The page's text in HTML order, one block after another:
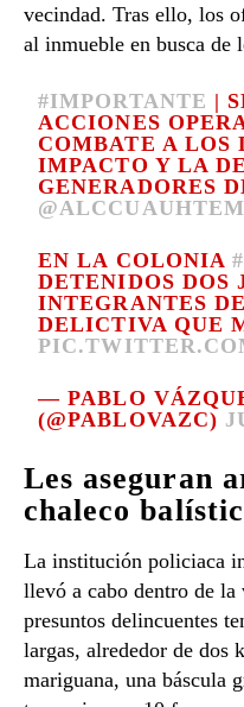
vecindad. Tras ello, los
al inmueble en busca de
#IMPORTANTE |
ACCIONES
COMBATE A LOS
IMPACTO Y LA
GENERADORES
EN LA COLONIA
DETENIDOS DOS
INTEGRANTES
DELICTIVA QUE
— PABLO
(@PABLOVAZC)
Les aseguran
chaleco
La institución policiaca
llevó a cabo dentro de
presuntos delincuentes
largas, alrededor de dos
mariguana, una báscula